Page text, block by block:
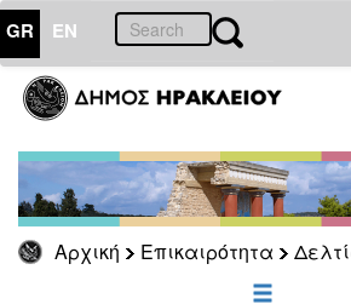
GR EN
Αρχική Επικαιρότητα
ΕΠΙΚΑΙΡΟΤΗΤΑ
Τύπου
Αρχείο